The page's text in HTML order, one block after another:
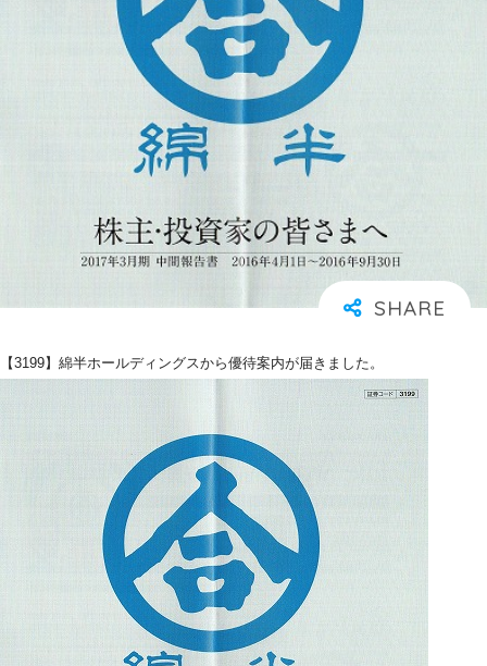
【3199】綿半ホールディングスから優待案内が届きました。